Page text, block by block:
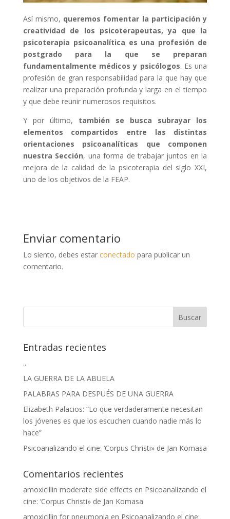
Así mismo, queremos fomentar la participación y
creatividad de los psicoterapeutas, ya que la
psicoterapia psicoanalítica es una profesión de
postgrado para la que se preparan
fundamentalmente médicos y psicólogos. Es una
profesión de gran responsabilidad para la que hay que
realizar una preparación profunda y larga en el tiempo
y que debe reunir numerosos requisitos.
Y por último, también se busca subrayar los
elementos compartidos entre las distintas
orientaciones psicoanalíticas que componen
nuestra Sección, una forma de trabajar juntos en la
mejora de la calidad de la psicoterapia del siglo XXI,
uno de los objetivos de la FEAP.
Enviar comentario
Lo siento, debes estar conectado para publicar un
comentario.
Entradas recientes
..
LA GUERRA DE LA ABUELA
PALABRAS PARA DESPUÉS DE UNA GUERRA
Elizabeth Palacios: “Lo que verdaderamente necesitan
los jóvenes es que los escuchen cuando nadie más lo
hace”
Psicoanalizando el cine: ‘Corpus Christi» de Jan Komasa
Comentarios recientes
amoxicillin moderate side effects en Psicoanalizando el
cine: ‘Corpus Christi» de Jan Komasa
amoxicillin for pneumonia en Psicoanalizando el cine: